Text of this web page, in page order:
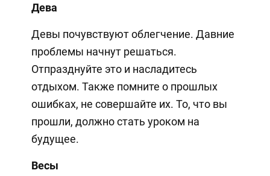
Дева
Девы почувствуют облегчение. Давние
проблемы начнут решаться.
Отпразднуйте это и насладитесь
отдыхом. Также помните о прошлых
ошибках, не совершайте их. То, что вы
прошли, должно стать уроком на
будущее.
Весы